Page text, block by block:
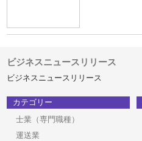
ビジネスニュースリリース
ビジネスニュースリリース
カテゴリー
士業（専門職種）
運送業